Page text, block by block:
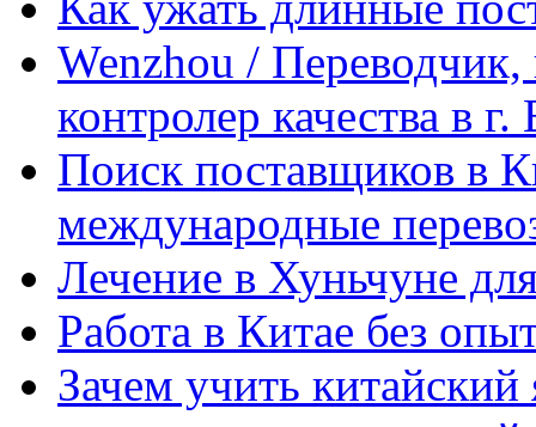
Wenzhou / Переводчик,
контролер качества в
Поиск поставщиков в
международные
Лечение в Хуньчуне
Работа в Китае без
Зачем учить